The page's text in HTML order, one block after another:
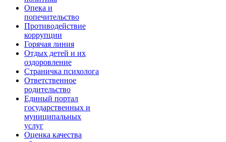
Опека и
попечительство
Противодействие
коррупции
Горячая линия
Отдых детей и их
оздоровление
Страничка психолога
Ответственное
родительство
Единый портал
государственных и
муниципальных
услуг
Оценка качества